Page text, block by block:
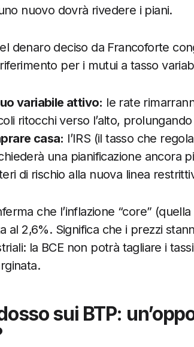
nuovo dovrà rivedere i piani.
denaro deciso da Francoforte
riferimento per i mutui a tasso
variabile attivo: le rate
ritocchi verso l’alto,
casa: l’IRS (il tasso che
una pianificazione ancora
di rischio alla nuova linea
che l’inflazione “core”
al 2,6%. Significa che i prezzi
la BCE non potrà tagliare i
sui BTP: